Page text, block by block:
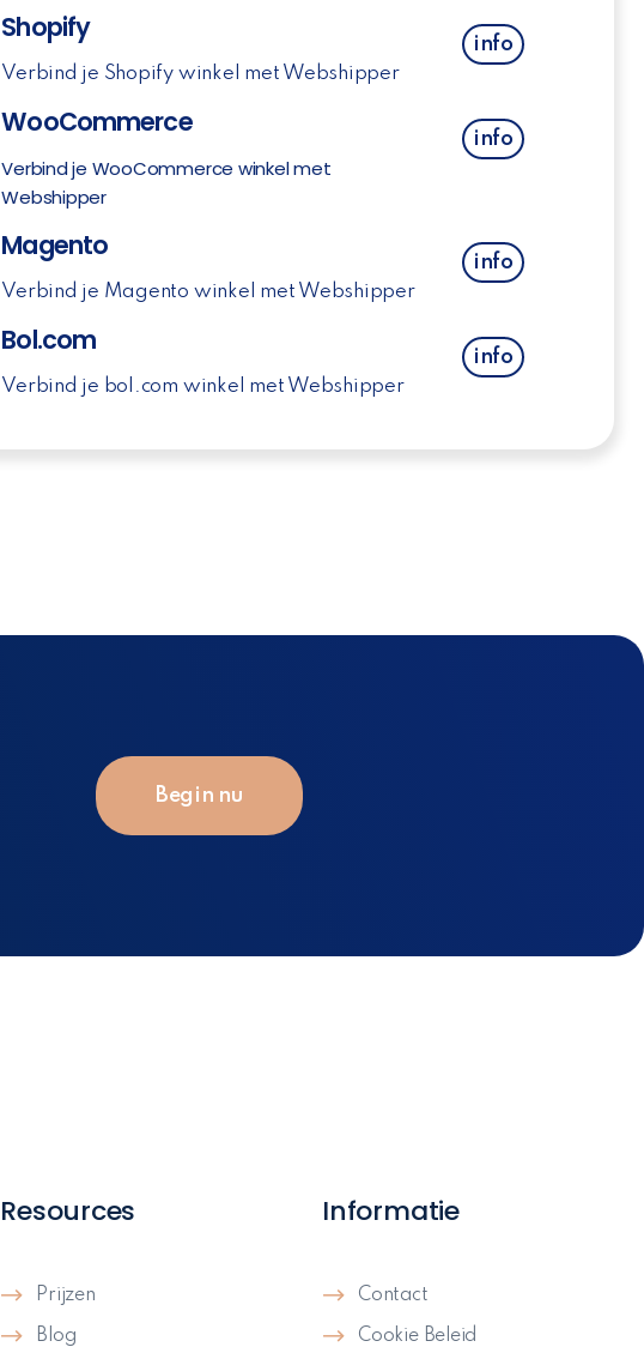
Shopify
Verbind je Shopify winkel met Webshipper
info
WooCommerce
Verbind je WooCommerce winkel met
Webshipper
info
Magento
Verbind je Magento winkel met Webshipper
info
Bol.com
Verbind je bol.com winkel met Webshipper
info
Begin nu
Resources
Prijzen
Blog
Informatie
Contact
Cookie Beleid